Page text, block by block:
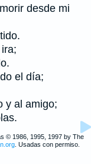
desde mi
el día;
y al amigo;
© 1986, 1995, 1997 by The
. Usadas con permiso.